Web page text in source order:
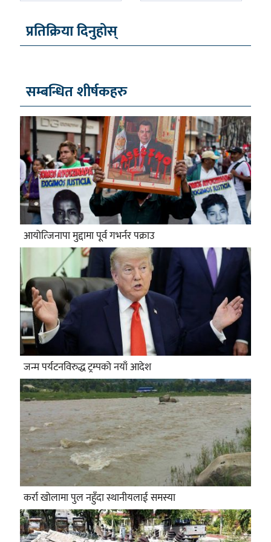
प्रतिक्रिया दिनुहोस्
सम्बन्धित शीर्षकहरु
आयोत्जिनापा मुद्दामा पूर्व गभर्नर पक्राउ
जन्म पर्यटनविरुद्ध ट्रम्पको नयाँ आदेश
कर्रा खोलामा पुल नहुँदा स्थानीयलाई समस्या